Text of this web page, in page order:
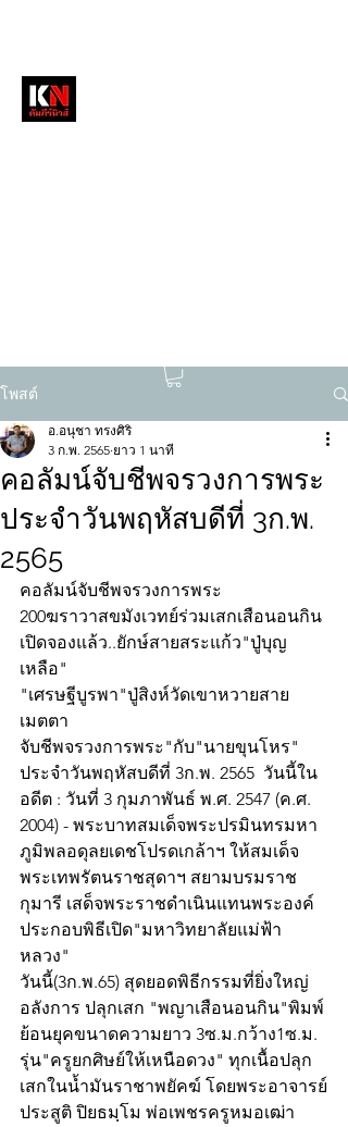
โพสต์
คอลัมน์จับชีพจรวงการพระ
ประจำวันพฤหัสบดีที่ 3ก.พ.
2565
อ.อนุชา ทรงศิริ
3 ก.พ. 2565 ยาว 1 นาที
คอลัมน์จับชีพจรวงการพระ
200ฆราวาสขมังเวทย์ร่วมเสกเสือนอนกิน
เปิดจองแล้ว..ยักษ์สายสระแก้ว"ปู่บุญ
เหลือ"
"เศรษฐีบูรพา"ปู่สิงห์วัดเขาหวายสาย
เมตตา
จับชีพจรวงการพระ"กับ"นายขุนโหร"
ประจำวันพฤหัสบดีที่ 3ก.พ. 2565  วันนี้ใน
อดีต : วันที่ 3 กุมภาพันธ์ พ.ศ. 2547 (ค.ศ.
2004) - พระบาทสมเด็จพระปรมินทรมหา
ภูมิพลอดุลยเดชโปรดเกล้าฯ ให้สมเด็จ
พระเทพรัตนราชสุดาฯ สยามบรมราช
กุมารี เสด็จพระราชดำเนินแทนพระองค์
ประกอบพิธีเปิด"มหาวิทยาลัยแม่ฟ้า
หลวง"
วันนี้(3ก.พ.65) สุดยอดพิธีกรรมที่ยิ่งใหญ่
อลังการ ปลุกเสก "พญาเสือนอนกิน"พิมพ์
ย้อนยุคขนาดความยาว 3ซ.ม.กว้าง1ซ.ม.
รุ่น"ครูยกศิษย์ให้เหนือดวง" ทุกเนื้อปลุก
เสกในน้ำมันราชาพยัคฆ์ โดยพระอาจารย์
ประสูติ ปิยธมฺโม พ่อเพชรครูหมอเฒ่า